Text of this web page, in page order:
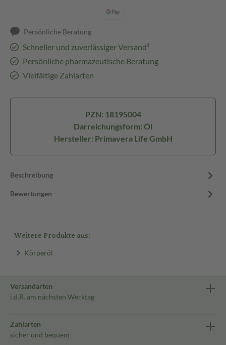
Persönliche Beratung
Schneller und zuverlässiger Versand³
Persönliche pharmazeutische Beratung
Vielfältige Zahlarten
PZN: 18195004
Darreichungsform: Öl
Hersteller: Primavera Life GmbH
Beschreibung
Bewertungen
Weitere Produkte aus:
Körperöl
Versandarten
i.d.R. am nächsten Werktag
Zahlarten
sicher und bequem